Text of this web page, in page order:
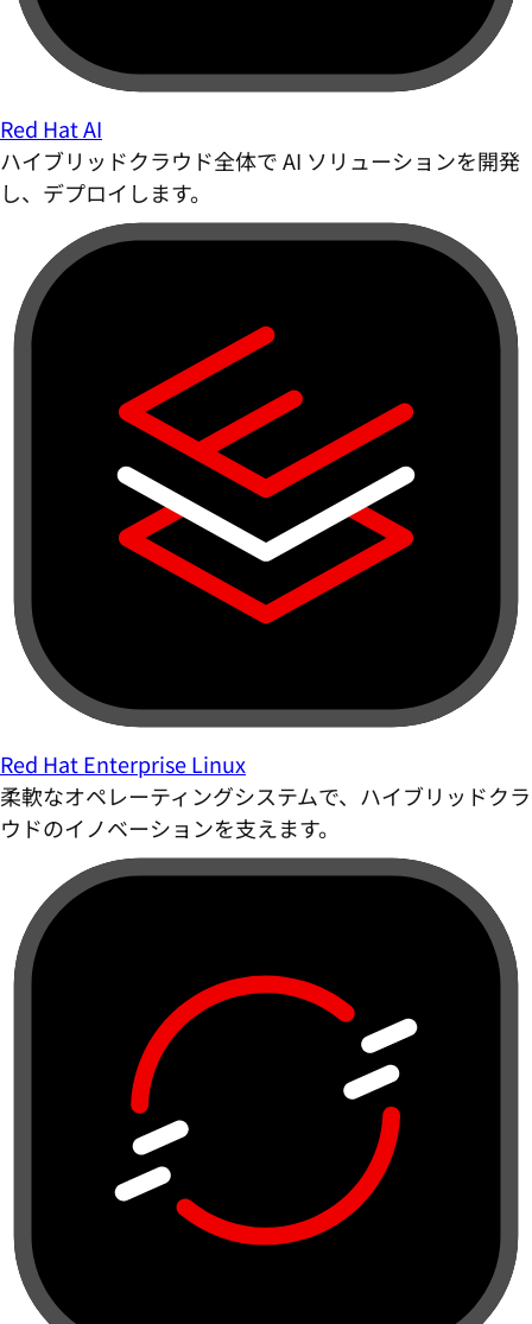
Red Hat AI
ハイブリッドクラウド全体で AI ソリューションを開発
し、デプロイします。
Red Hat Enterprise Linux
柔軟なオペレーティングシステムで、ハイブリッドクラ
ウドのイノベーションを支えます。